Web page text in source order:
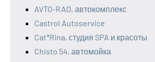
AVTO-RAD, автокомплекс
Castrol Autoservice
Cat*Rina, студия SPA и красоты
Chisto 54, автомойка